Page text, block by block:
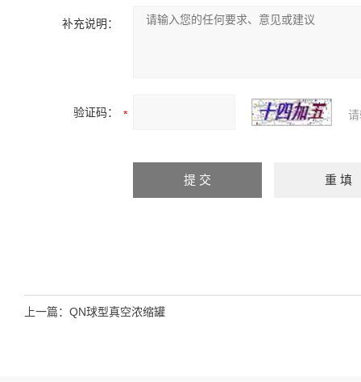
补充说明：
验证码：
上一篇： QN球型真空浓缩罐